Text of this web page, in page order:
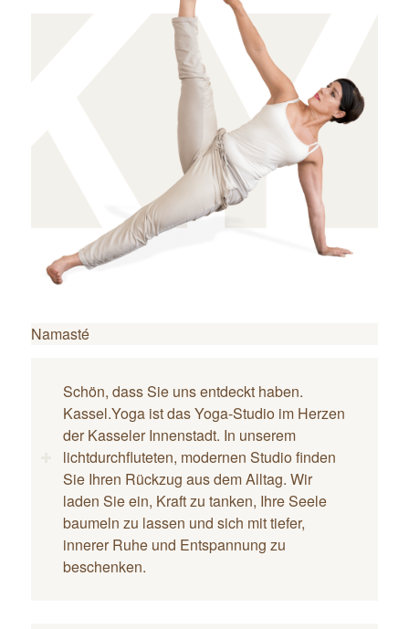
Namasté
Schön, dass Sie uns entdeckt haben.
Kassel.Yoga ist das Yoga-Studio im Herzen
der Kasseler Innenstadt. In unserem
lichtdurchfluteten, modernen Studio finden
Sie Ihren Rückzug aus dem Alltag. Wir
laden Sie ein, Kraft zu tanken, Ihre Seele
baumeln zu lassen und sich mit tiefer,
innerer Ruhe und Entspannung zu
beschenken.